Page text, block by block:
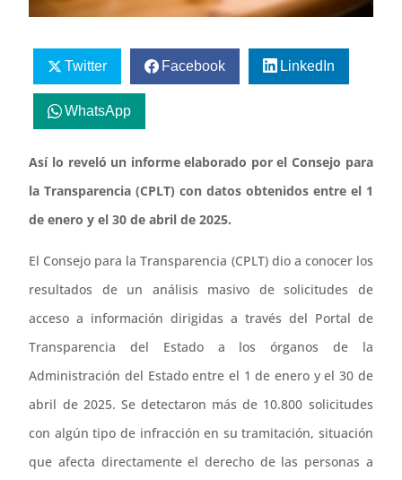
Twitter Facebook LinkedIn
WhatsApp
Así lo reveló un informe elaborado por el Consejo para
la Transparencia (CPLT) con datos obtenidos entre el 1
de enero y el 30 de abril de 2025.
El Consejo para la Transparencia (CPLT) dio a conocer los
resultados de un análisis masivo de solicitudes de
acceso a información dirigidas a través del Portal de
Transparencia del Estado a los órganos de la
Administración del Estado entre el 1 de enero y el 30 de
abril de 2025. Se detectaron más de 10.800 solicitudes
con algún tipo de infracción en su tramitación, situación
que afecta directamente el derecho de las personas a